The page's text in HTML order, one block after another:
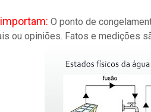
O ponto de
ou opiniões. Fatos e medições